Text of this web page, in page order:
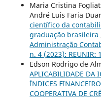
Maria Cristina
André Luis Faria
científico da
graduação brasileira
Administração
n. 4 (2023): REUNIR:
Edson Rodrigo de
APLICABILIDADE DA
ÍNDICES
COOPERATIVA DE